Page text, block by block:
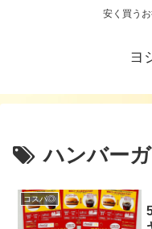
安く買う
ヨ
ハンバー
コスパ◎